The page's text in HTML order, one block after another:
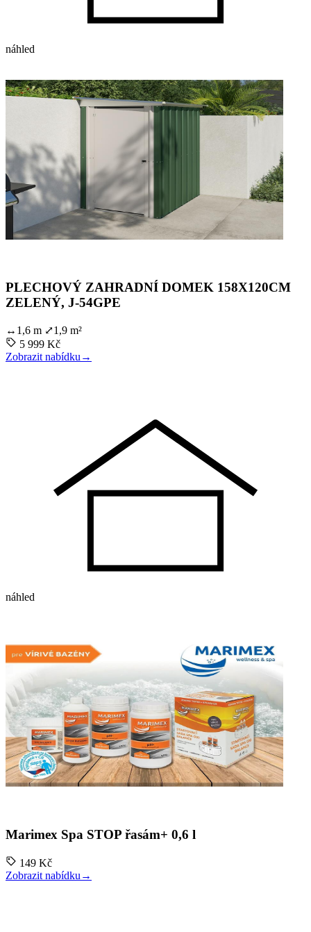
náhled
PLECHOVÝ ZAHRADNÍ DOMEK 158X120CM
ZELENÝ, J-54GPE
↔ 1,6 m ⤢1,9 m²
5 999 Kč
Zobrazit nabídku →
náhled
Marimex Spa STOP řasám+ 0,6 l
149 Kč
Zobrazit nabídku →